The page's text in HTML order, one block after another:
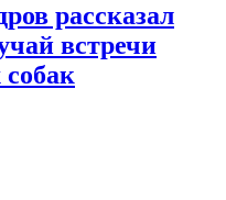
рассказал
встречи
собак